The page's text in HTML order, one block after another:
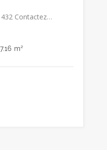
Contactez…
m²